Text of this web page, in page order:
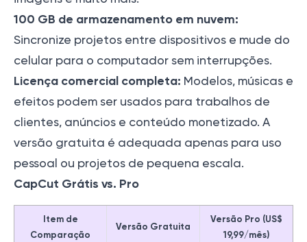
100 GB de armazenamento em nuvem:
Sincronize projetos entre dispositivos e mude do
celular para o computador sem interrupções.
Licença comercial completa: Modelos, músicas e
efeitos podem ser usados para trabalhos de
clientes, anúncios e conteúdo monetizado. A
versão gratuita é adequada apenas para uso
pessoal ou projetos de pequena escala.
CapCut Grátis vs. Pro
Item de
Comparação
Versão Gratuita
Versão Pro (US$
19,99/mês)